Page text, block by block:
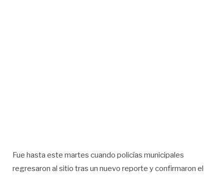
Fue hasta este martes cuando policías municipales
regresaron al sitio tras un nuevo reporte y confirmaron el